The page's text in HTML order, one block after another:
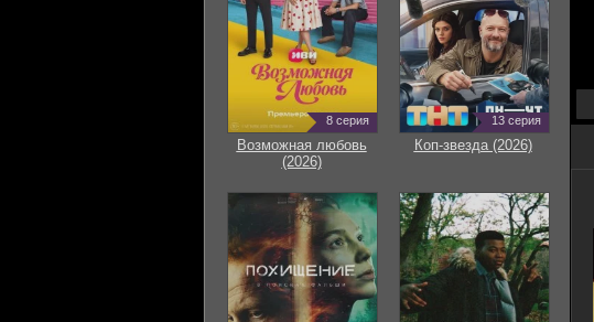
8 серия
Возможная любовь
(2026)
13 серия
Коп-звезда (2026)